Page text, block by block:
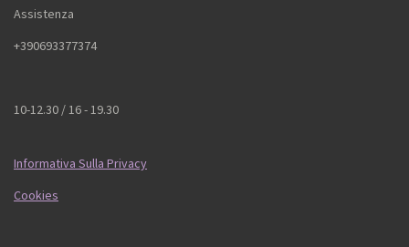
Assistenza
+390693377374
10-12.30 / 16 - 19.30
Informativa Sulla Privacy
Cookies